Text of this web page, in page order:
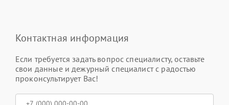
Контактная информация
Если требуется задать вопрос специалисту, оставьте
свои данные и дежурный специалист с радостью
проконсультирует Вас!